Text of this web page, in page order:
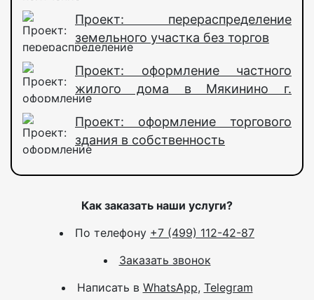
Проект: перераспределение
земельного участка без торгов
Проект: оформление частного
жилого дома в Мякинино г.
Москва
Проект: оформление торгового
здания в собственность
Как заказать наши услуги?
По телефону +7 (499) 112-42-87
Заказать звонок
Написать в WhatsApp, Telegram